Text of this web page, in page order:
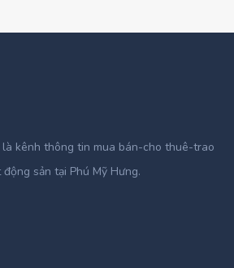
kênh thông tin mua bán-cho thuê-trao
sản tại Phú Mỹ Hưng.